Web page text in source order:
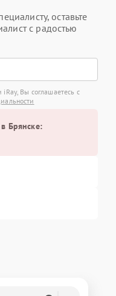
оставьте
с радостью
Вы соглашаетесь с
Брянске: